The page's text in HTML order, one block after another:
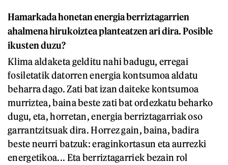
Hamarkada honetan energia berriztagarrien
ahalmena hirukoiztea planteatzen ari dira. Posible
ikusten duzu?
Klima aldaketa gelditu nahi badugu, erregai
fosiletatik datorren energia kontsumoa aldatu
beharra dago. Zati bat izan daiteke kontsumoa
murriztea, baina beste zati bat ordezkatu beharko
dugu, eta, horretan, energia berriztagarriak oso
garrantzitsuak dira. Horrez gain, baina, badira
beste neurri batzuk: eraginkortasun eta aurrezki
energetikoa... Eta berriztagarriek bezain rol